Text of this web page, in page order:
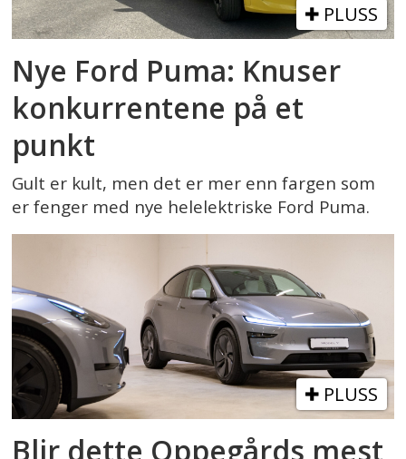
PLUSS
Nye Ford Puma: Knuser
konkurrentene på et
punkt
Gult er kult, men det er mer enn fargen som
er fenger med nye helelektriske Ford Puma.
PLUSS
Blir dette Oppegårds mest